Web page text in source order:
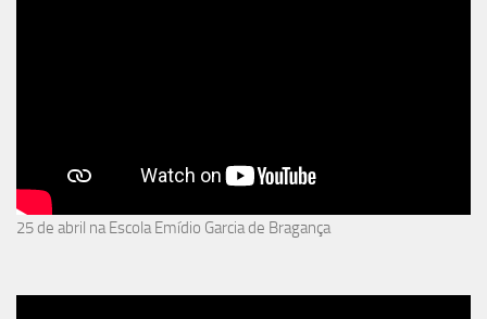
25 de abril na Escola Emídio Garcia de Bragança